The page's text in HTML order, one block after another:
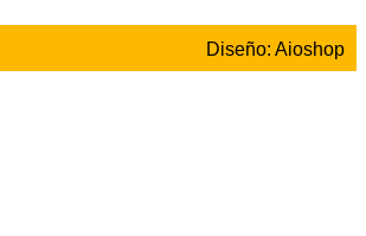
Diseño: Aioshop